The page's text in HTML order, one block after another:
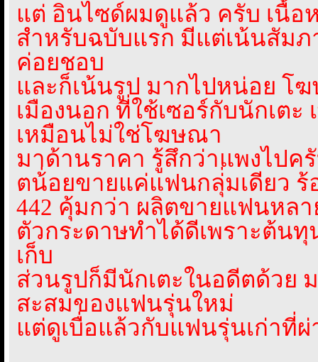
แต่ อินไซด์ผมดูแล้ว ครับ เนื้อ
สำหรับฉบับแรก มีแต่เน้นสัมภ
ค่อยชอบ
และก็เน้นรูป มากไปหน่อย โ
เมืองนอก ที่ใช้เซอร์กับนักเตะ
เหมือนไม่ใช่โฆษณา
มาด้านราคา รู้สึกว่าแพงไปค
ตน้่อยขายแค่แฟนกลุ่่มเดียว
442 คุ้มกว่า ผลิตขายแฟนหลา
ตัวกระดาษทำได้ดีเพราะต้น
เก็บ
ส่วนรูปก็มีนักเตะในอดีตด้วย
สะสมของแฟนรุ่นใหม่
แต่ดูเบื่อแล้วกับแฟนรุ่นเก่าที่